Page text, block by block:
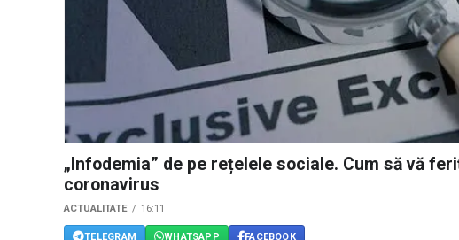
„Infodemia” de pe rețelele sociale. Cum să vă
coronavirus
ACTUALITATE 16:11
TELEGRAM WHATSAPP FACEBOOK